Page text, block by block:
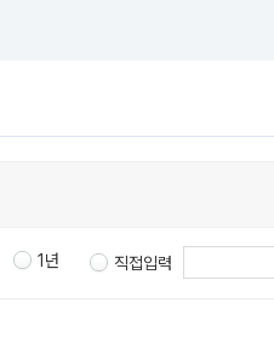
1년 직접입력